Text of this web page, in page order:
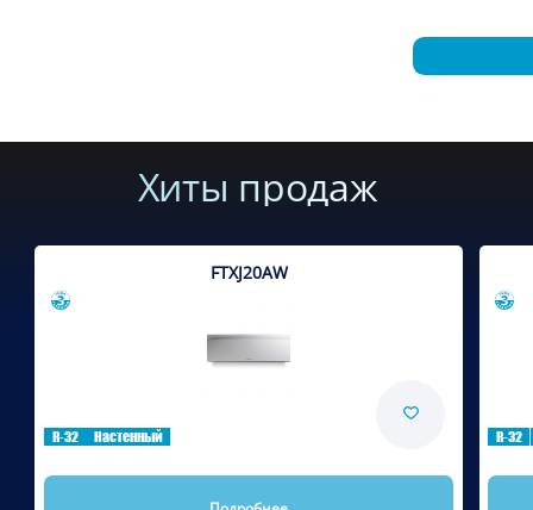
Хиты продаж
FTXJ20AW
R-32 Настенный R-32